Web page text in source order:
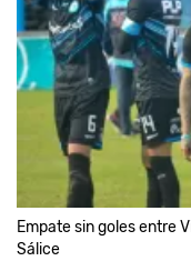
Empate sin goles entre
Sálice